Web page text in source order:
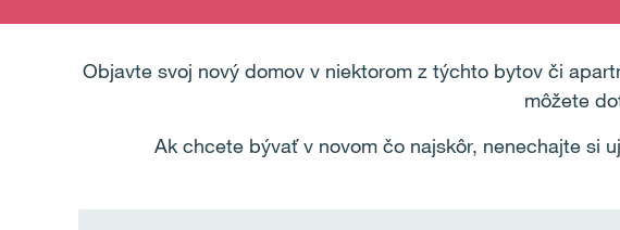
Objavte svoj nový domov v niektorom z týchto bytov či
môžete
Ak chcete bývať v novom čo najskôr, nenechajte si